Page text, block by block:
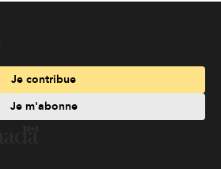
Je contribue
Je m'abonne